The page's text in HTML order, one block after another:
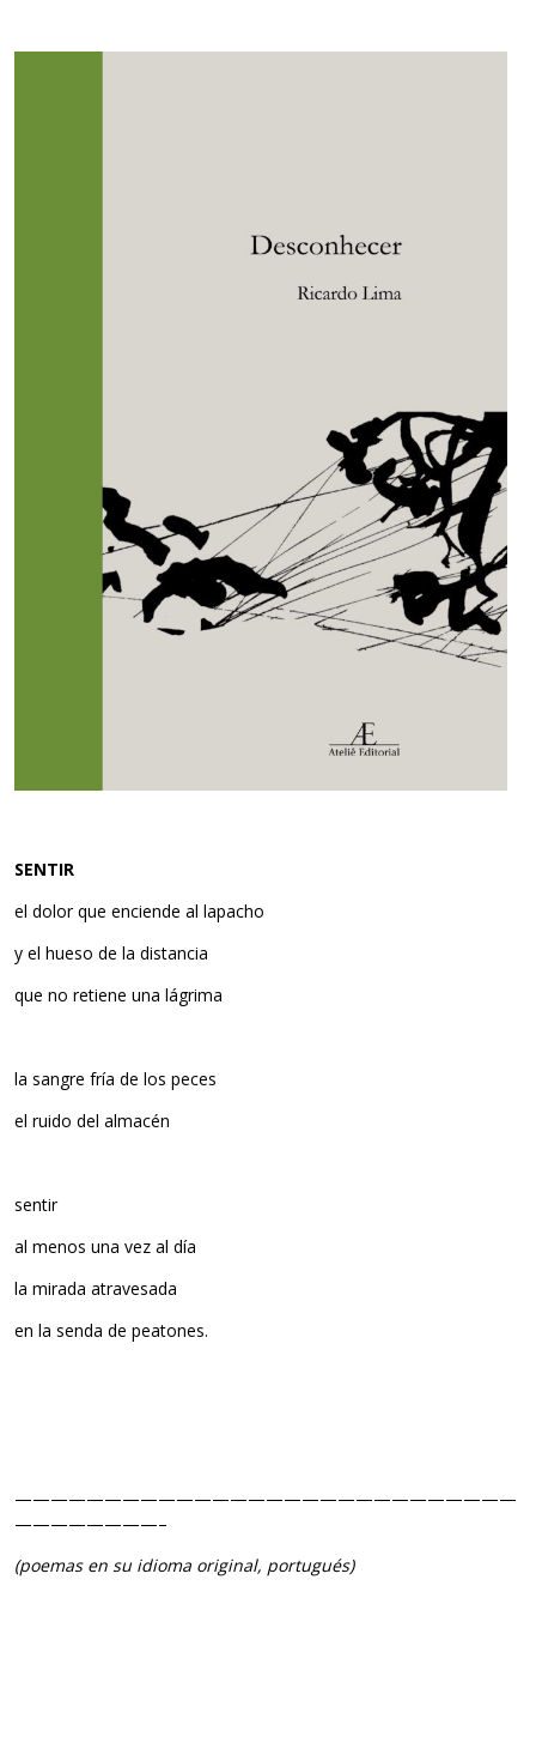
SENTIR
el dolor que enciende al lapacho
y el hueso de la distancia
que no retiene una lágrima
la sangre fría de los peces
el ruido del almacén
sentir
al menos una vez al día
la mirada atravesada
en la senda de peatones.
————————————————————————————
————————–
(poemas en su idioma original, portugués)